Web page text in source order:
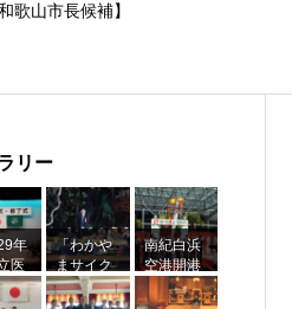
歌山市長候補】
リー
年
医
卒
「わかや
まサイク
リングフ
南紀白浜
空港開港
50周年